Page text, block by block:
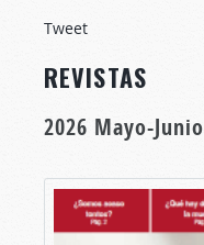
Tweet
REVISTAS
2026 Mayo-Junio